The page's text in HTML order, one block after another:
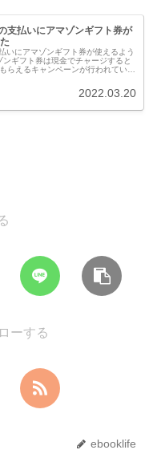
支払いにアマゾンギフト券が
いにアマゾンギフト券が使えるよう
ンギフト券は現金でチャージすると
らえるキャンペーンが行われている
2022.03.20
ーする
ebooklife